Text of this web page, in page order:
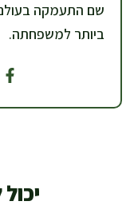
שם התעמקה
ביותר למשפחתה.